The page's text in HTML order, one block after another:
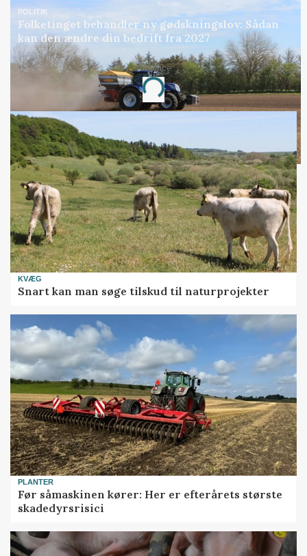
POLITIK
Folketinget behandler ny gødskningslov: Sådan
kan den ændre din bedrift fra 2027
Annonce
Loading...
KVÆG
Snart kan man søge tilskud til naturprojekter
PLANTER
Før såmaskinen kører: Her er efterårets største
skadedyrsrisici